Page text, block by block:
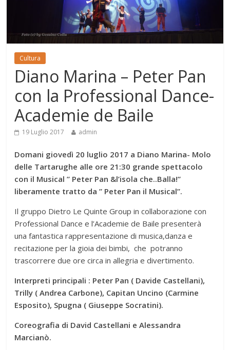
Cultura
Diano Marina – Peter Pan
con la Professional Dance-
Academie de Baile
19 Luglio 2017 admin
Domani giovedì 20 luglio 2017 a Diano Marina- Molo
delle Tartarughe alle ore 21:30 grande spettacolo
con il Musical ” Peter Pan &l’isola che..Balla!”
liberamente tratto da ” Peter Pan il Musical”.
Il gruppo Dietro Le Quinte Group in collaborazione con
Professional Dance e l’Academie de Baile presenterà
una fantastica rappresentazione di musica,danza e
recitazione per la gioia dei bimbi, che potranno
trascorrere due ore circa in allegria e divertimento.
Interpreti principali : Peter Pan ( Davide Castellani),
Trilly ( Andrea Carbone), Capitan Uncino (Carmine
Esposito), Spugna ( Giuseppe Socratini).
Coreografia di David Castellani e Alessandra
Marcianò.